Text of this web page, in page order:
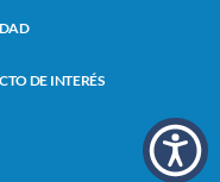
DE INTERÉS